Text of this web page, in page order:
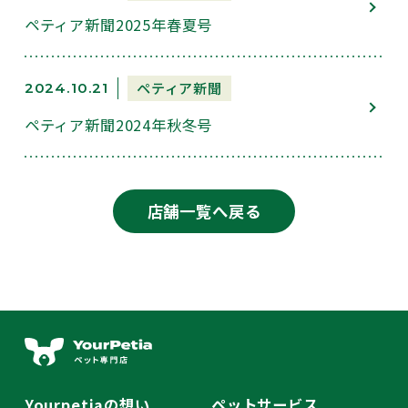
ペティア新聞2025年春夏号
2024.10.21 ペティア新聞
ペティア新聞2024年秋冬号
店舗一覧へ戻る